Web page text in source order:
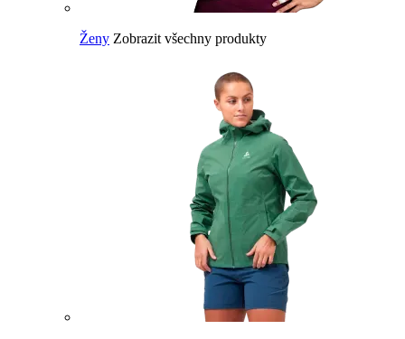
Ženy Zobrazit všechny produkty